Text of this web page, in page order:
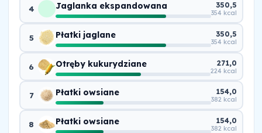
4 Jaglanka ekspandowana 350,5
354 kcal
5 Płatki jaglane 350,5
354 kcal
6 Otręby kukurydziane 271,0
224 kcal
7 Płatki owsiane 154,0
382 kcal
8 Płatki owsiane 154,0
382 kcal